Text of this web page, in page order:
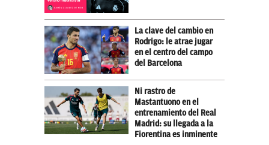
La clave del cambio en
Rodrigo: le atrae jugar
en el centro del campo
del Barcelona
Ni rastro de
Mastantuono en el
entrenamiento del Real
Madrid: su llegada a la
Fiorentina es inminente